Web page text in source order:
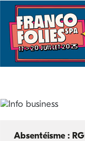
Absentéisme :